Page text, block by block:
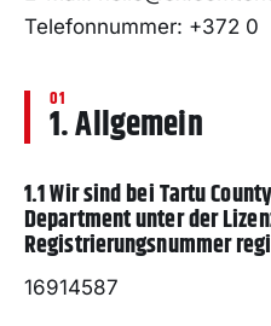
Telefonnummer: +372 0
1. Allgemein
1.1 Wir sind bei Tartu
Department unter der
Registrierungsnummer
16914587